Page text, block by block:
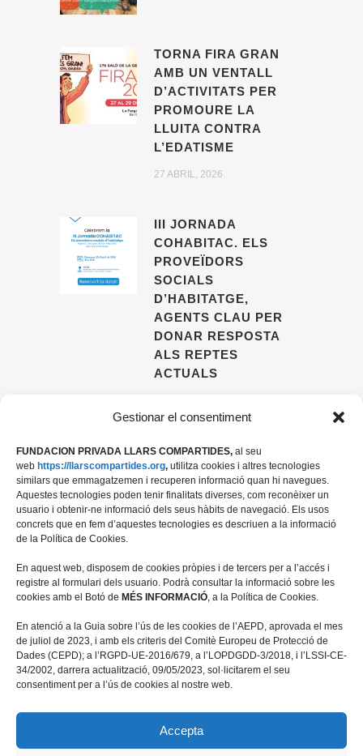
Gestionar el consentiment
FUNDACION PRIVADA LLARS COMPARTIDES, al seu
web https://llarscompartides.org, utilitza cookies i altres tecnologies
similars que emmagatzemen i recuperen informació quan hi navegues.
Aquestes tecnologies poden tenir finalitats diverses, com reconèixer un
usuario i obtenir-ne informació dels seus hàbits de navegació. Els usos
concrets que en fem d’aquestes tecnologies es descriuen a la informació
de la Política de Cookies.
En aquest web, disposem de cookies pròpies i de tercers per a l’accés i
registre al formulari dels usuario. Podrà consultar la informació sobre les
cookies amb el Botó de MÉS INFORMACIÓ, a la Política de Cookies.
En atenció a la Guia sobre l’ús de les cookies de l’AEPD, aprovada el mes
de juliol de 2023, i amb els criteris del Comitè Europeu de Protecció de
Dades (CEPD); a l’RGPD-UE-2016/679, a l’LOPDGDD-3/2018, i l’LSSI-CE-
34/2002, darrera actualització, 09/05/2023, sol·licitarem el seu
consentiment per a l’ús de cookies al nostre web.
Accepta
TORNA FIRA GRAN
AMB UN VENTALL
D’ACTIVITATS PER
PROMOURE LA
LLUITA CONTRA
L’EDATISME
27 ABRIL, 2026
III JORNADA
COHABITAC. ELS
PROVEÏDORS
SOCIALS
D’HABITATGE,
AGENTS CLAU PER
DONAR RESPOSTA
ALS REPTES
ACTUALS
08028 Barcelona
+34 934 498 676
fundacio@llarscompartides.org